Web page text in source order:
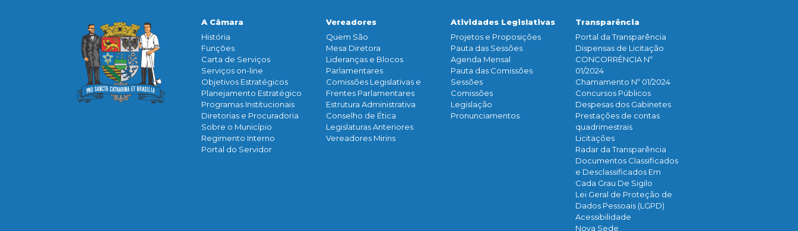
A Câmara
História
Funçōes
Carta de Serviços
Serviços on-line
Objetivos Estratégicos
Planejamento Estratégico
Programas Institucionais
Diretorias e Procuradoria
Sobre o Município
Regimento Interno
Portal do Servidor
Vereadores
Quem São
Mesa Diretora
Lideranças e Blocos
Parlamentares
Comissões Legislativas e
Frentes Parlamentares
Estrutura Administrativa
Conselho de Ética
Legislaturas Anteriores
Vereadores Mirins
Atividades Legislativas
Projetos e Proposições
Pauta das Sessões
Agenda Mensal
Pauta das Comissões
Sessões
Comissões
Legislação
Pronunciamentos
Transparência
Portal da Transparência
Dispensas de Licitação
CONCORRÊNCIA Nº
01/2024
Chamamento Nº 01/2024
Concursos Públicos
Despesas dos Gabinetes
Prestações de contas
quadrimestrais
Licitações
Radar da Transparência
Documentos Classificados
e Desclassificados Em
Cada Grau De Sigilo
Lei Geral de Proteção de
Dados Pessoais (LGPD)
Acessibilidade
Nova Sede